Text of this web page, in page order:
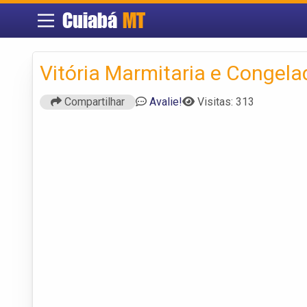
Cuiabá MT
Vitória Marmitaria e
Compartilhar Avalie! Visitas: 313